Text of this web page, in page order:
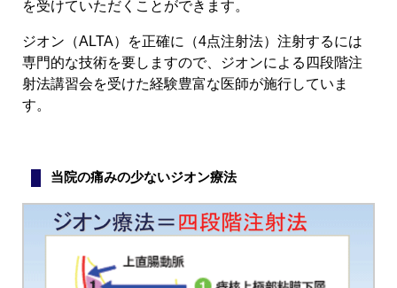
を受けていただくことができます。
ジオン（ALTA）を正確に（4点注射法）注射するには
専門的な技術を要しますので、ジオンによる四段階注
射法講習会を受けた経験豊富な医師が施行していま
す。
当院の痛みの少ないジオン療法